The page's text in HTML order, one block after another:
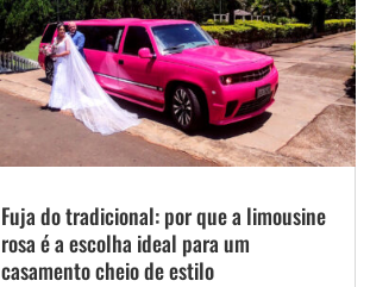
Fuja do tradicional: por que a limousine
rosa é a escolha ideal para um
casamento cheio de estilo